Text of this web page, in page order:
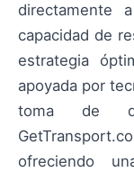
directamente
capacidad de
estrategia
apoyada por
toma de
ofreciendo